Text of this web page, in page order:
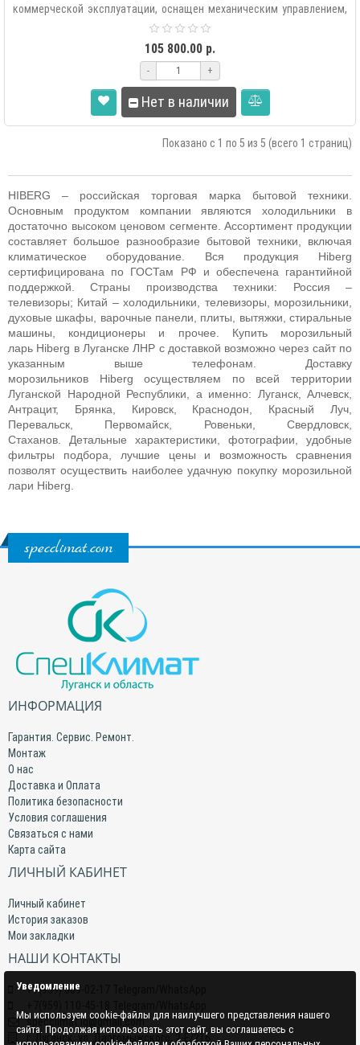
коммерческой эксплуатации, оснащен механическим управлением,
105 800.00 р.
- +
Нет в наличии
Показано с 1 по 5 из 5 (всего 1 страниц)
HIBERG – российская торговая марка бытовой техники.
Основным продуктом компании являются холодильники в
достаточно высоком ценовом сегменте. Ассортимент продукции
составляет большое разнообразие бытовой техники, включая
климатическое оборудование. Вся продукция Hiberg
сертифицирована по ГОСТам РФ и обеспечена гарантийной
поддержкой. Страны производства техники: Россия –
телевизоры; Китай – холодильники, телевизоры, морозильники,
духовые шкафы, варочные панели, плиты, вытяжки, стиральные
машины, кондиционеры и прочее. Купить морозильный
ларь Hiberg в Луганске ЛНР с доставкой возможно через сайт по
указанным выше телефонам. Доставку
морозильников Hiberg
осуществляем по всей территории
Луганской Народной Республики, а именно: Луганск, Алчевск,
Антрацит, Брянка, Кировск, Краснодон, Красный Луч,
Перевальск, Первомайск, Ровеньки, Свердловск,
Стаханов. Детальные характеристики, фотографии, удобные
фильтры подбора, лучшие цены и возможность сравнения
позволят осуществить наиболее удачную покупку морозильной
лари Hiberg
specclimat.com
ИНФОРМАЦИЯ
Гарантия. Сервис. Ремонт.
Монтаж
О нас
Доставка и Оплата
Политика безопасности
Условия соглашения
Связаться с нами
Карта сайта
ЛИЧНЫЙ КАБИНЕТ
Личный кабинет
История заказов
Мои закладки
НАШИ КОНТАКТЫ
+7(959) 509-02-17 Telegram/WhatsApp
specclimat.lg@gmail.com
г. Луганск, ул. Даргомыжского, 2-Е/216
Уведомление
Мы используем cookie-файлы для наилучшего представления нашего
сайта. Продолжая использовать этот сайт, вы соглашаетесь с